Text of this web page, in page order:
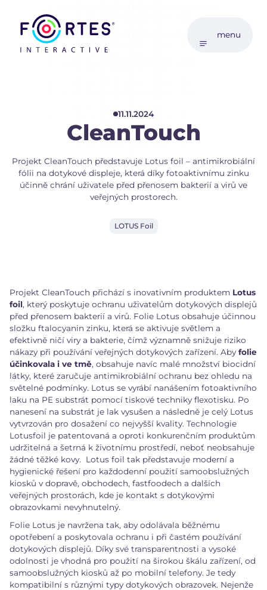
menu
11.11.2024
CleanTouch
Projekt CleanTouch představuje Lotus foil – antimikrobiální
fólii na dotykové displeje, která díky fotoaktivnímu zinku
účinně chrání uživatele před přenosem bakterií a virů ve
veřejných prostorech.
LOTUS Foil
Projekt CleanTouch přichází s inovativním produktem Lotus
foil, který poskytuje ochranu uživatelům dotykových displejů
před přenosem bakterií a virů. Folie Lotus obsahuje účinnou
složku ftalocyanin zinku, která se aktivuje světlem a
efektivně ničí viry a bakterie, čímž významně snižuje riziko
nákazy při používání veřejných dotykových zařízení. Aby folie
účinkovala i ve tmě, obsahuje navíc malé množství biocidní
látky, které zaručuje antimikrobiální ochranu bez ohledu na
světelné podmínky. Lotus se vyrábí nanášením fotoaktivního
laku na PE substrát pomocí tiskové techniky flexotisku. Po
nanesení na substrát je lak vysušen a následně je celý Lotus
vytvrzován pro dosažení co nejvyšší kvality. Technologie
Lotusfoil je patentovaná a oproti konkurenčním produktům
udržitelná a šetrná k životnímu prostředí, neboť neobsahuje
žádné těžké kovy. Lotus foil tak představuje moderní a
hygienické řešení pro každodenní použití samoobslužných
kiosků v dopravě, obchodech, fastfoodech a dalších
veřejných prostorách, kde je kontakt s dotykovými
obrazovkami nevyhnutelný.
Folie Lotus je navržena tak, aby odolávala běžnému
opotřebení a poskytovala ochranu i při častém používání
dotykových displejů. Díky své transparentnosti a vysoké
odolnosti je vhodná pro použití na širokou škálu zařízení, od
samoobslužných kiosků až po mobilní telefony. Je tedy
kompatibilní s různými typy dotykových obrazovek. Nejenže